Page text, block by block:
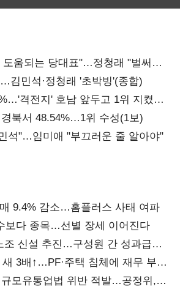
도움되는 당대표"…정청래 "벌써
"김민석·정청래 '초박빙'(종합)
격전지' 호남 앞두고 1위 지켰다
경북서 48.54%…1위 수성(1보)
석"…임미애 "부끄러운 줄 알아야"
9.4% 감소…홈플러스 사태 여파
보다 종목…선별 장세 이어진다
조 신설 추진…구성원 간 성과급
3배↑…PF·주택 침체에 재무 부담
모유통업법 위반 적발…공정위,